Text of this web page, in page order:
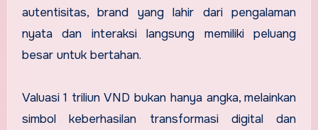
autentisitas, brand yang lahir dari pengalaman
nyata dan interaksi langsung memiliki peluang
besar untuk bertahan.
Valuasi 1 triliun VND bukan hanya angka, melainkan
simbol keberhasilan transformasi digital dan